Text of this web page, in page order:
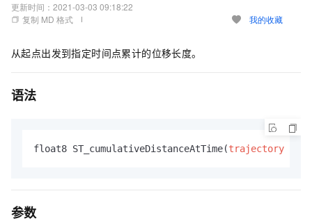
更新时间： 2021-03-03 09:18:22
复制 MD 格式
我的收藏
从起点出发到指定时间点累计的位移长度。
语法
float8 ST_cumulativeDistanceAtTime(trajectory
参数